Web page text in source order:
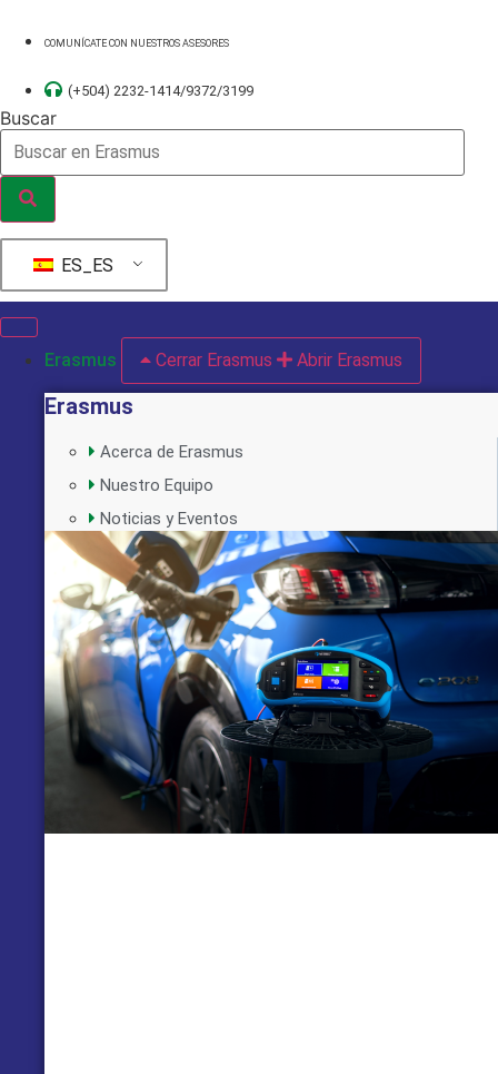
COMUNÍCATE CON NUESTROS ASESORES
(+504) 2232-1414/9372/3199
Buscar
ES_ES
Erasmus Cerrar Erasmus Abrir Erasmus
Erasmus
Acerca de Erasmus
Nuestro Equipo
Noticias y Eventos